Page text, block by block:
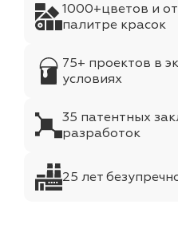
1000+цветов и
палитре красок
75+ проектов в
условиях
35 патентных
разработок
25 лет